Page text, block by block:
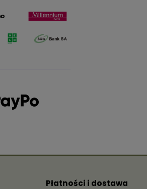
Płatności i dostawa